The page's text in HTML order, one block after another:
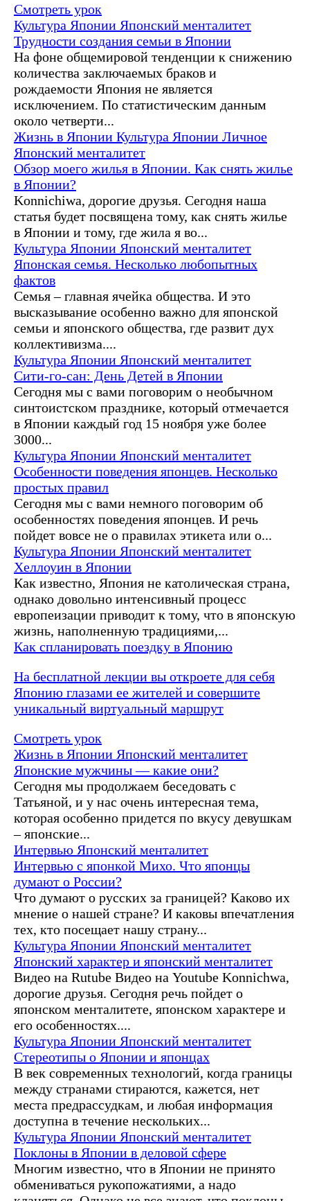
Смотреть урок
Культура Японии Японский менталитет
Трудности создания семьи в Японии
На фоне общемировой тенденции к снижению
количества заключаемых браков и
рождаемости Япония не является
исключением. По статистическим данным
около четверти...
Жизнь в Японии Культура Японии Личное
Японский менталитет
Обзор моего жилья в Японии. Как снять жилье
в Японии?
Konnichiwa, дорогие друзья. Сегодня наша
статья будет посвящена тому, как снять жилье
в Японии и тому, где жила я во...
Культура Японии Японский менталитет
Японская семья. Несколько любопытных
фактов
Семья – главная ячейка общества. И это
высказывание особенно важно для японской
семьи и японского общества, где развит дух
коллективизма....
Культура Японии Японский менталитет
Сити-го-сан: День Детей в Японии
Сегодня мы с вами поговорим о необычном
синтоистском празднике, который отмечается
в Японии каждый год 15 ноября уже более
3000...
Культура Японии Японский менталитет
Особенности поведения японцев. Несколько
простых правил
Сегодня мы с вами немного поговорим об
особенностях поведения японцев. И речь
пойдет вовсе не о правилах этикета или о...
Культура Японии Японский менталитет
Хеллоуин в Японии
Как известно, Япония не католическая страна,
однако довольно интенсивный процесс
европеизации приводит к тому, что в японскую
жизнь, наполненную традициями,...
Как спланировать поездку в Японию
На бесплатной лекции вы откроете для себя
Японию глазами ее жителей и совершите
уникальный виртуальный маршрут
Смотреть урок
Жизнь в Японии Японский менталитет
Японские мужчины — какие они?
Сегодня мы продолжаем беседовать с
Татьяной, и у нас очень интересная тема,
которая особенно придется по вкусу девушкам
– японские...
Интервью Японский менталитет
Интервью с японкой Михо. Что японцы
думают о России?
Что думают о русских за границей? Каково их
мнение о нашей стране? И каковы впечатления
тех, кто посещает нашу страну...
Культура Японии Японский менталитет
Японский характер и японский менталитет
Видео на Rutube Видео на Youtube Konnichwa,
дорогие друзья. Сегодня речь пойдет о
японском менталитете, японском характере и
его особенностях....
Культура Японии Японский менталитет
Стереотипы о Японии и японцах
В век современных технологий, когда границы
между странами стираются, кажется, нет
места предрассудкам, и любая информация
доступна в течение нескольких...
Культура Японии Японский менталитет
Поклоны в Японии в деловой сфере
Многим известно, что в Японии не принято
обмениваться рукопожатиями, а надо